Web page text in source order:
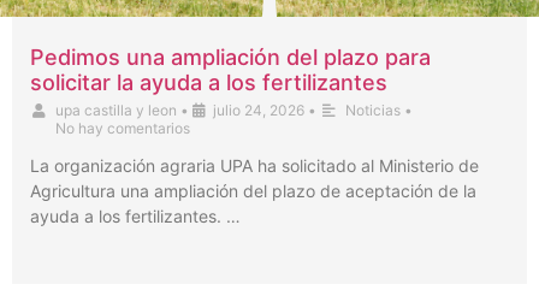
Pedimos una ampliación del plazo para
solicitar la ayuda a los fertilizantes
upa castilla y leon • julio 24, 2026 • Noticias •
No hay comentarios
La organización agraria UPA ha solicitado al Ministerio de
Agricultura una ampliación del plazo de aceptación de la
ayuda a los fertilizantes. …